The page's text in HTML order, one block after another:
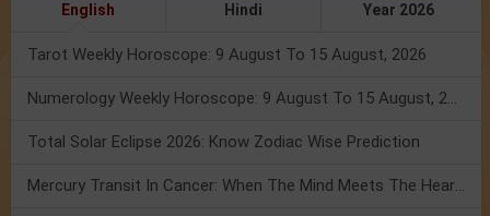
English Hindi Year 2026
Tarot Weekly Horoscope: 9 August To 15 August, 2026
Numerology Weekly Horoscope: 9 August To 15 August, 2026
Total Solar Eclipse 2026: Know Zodiac Wise Prediction
Mercury Transit In Cancer: When The Mind Meets The Heart!